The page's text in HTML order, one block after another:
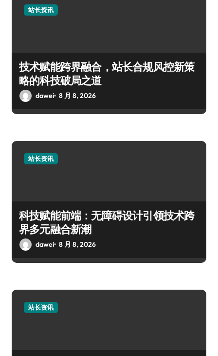
站长资讯
技术赋能跨界融合，站长合规风控新策
略的科技破局之道
dawei 8 月 8, 2026
站长资讯
科技赋能前端：无障碍设计引领技术跨
界多元融合新潮
dawei 8 月 8, 2026
站长资讯